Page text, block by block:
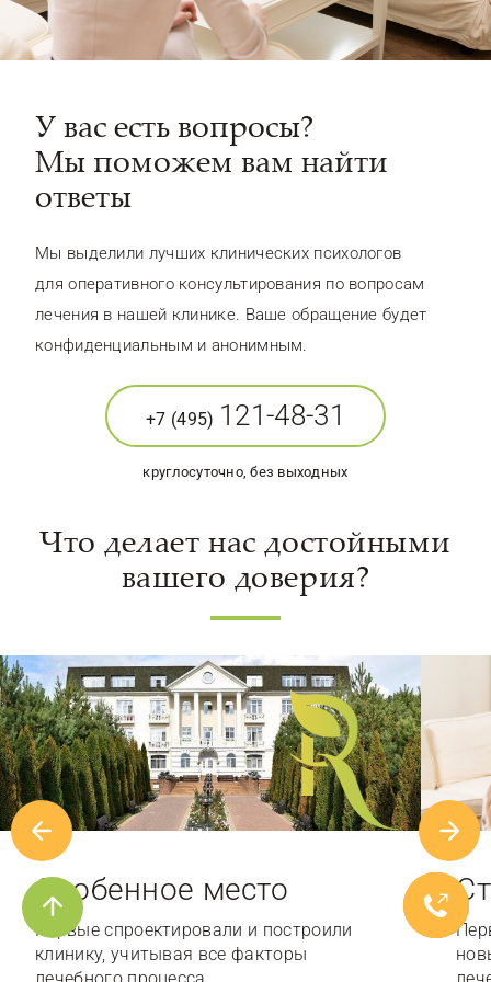
У вас есть вопросы?
Мы поможем вам найти
ответы
Мы выделили лучших клинических психологов
для оперативного консультирования по вопросам
лечения в нашей клинике. Ваше обращение будет
конфиденциальным и анонимным.
+7 (495) 121-48-31
круглосуточно, без выходных
Что делает нас достойными
вашего доверия?
Особенное место
Первые спроектировали и построили
клинику, учитывая все факторы